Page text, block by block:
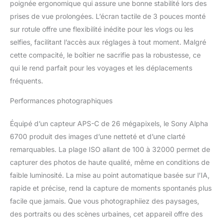
ainsi que son
mouvement et ainsi de
suivre les yeux humains,
les animaux, oiseaux,
trains, insectes…
ENREGISTREZ VOS
VIDÉOS EN 4K L'Alpha
des caméras
gamme Cinema Line.
Enregistrez vos
(depuis la 6K) jusqu'à
60p en 4:2:2 10 bits,
mais aussi en 4K 120p
en mode S&Q. UN
DESIGN COMPACT
SANS COMPROMIS Avec
son design compact et
poignée ergonomique qui assure une bonne stabilité lors des
prises de vue prolongées. L’écran tactile de 3 pouces monté
sur rotule offre une flexibilité inédite pour les vlogs ou les
selfies, facilitant l’accès aux réglages à tout moment. Malgré
cette compacité, le boîtier ne sacrifie pas la robustesse, ce
qui le rend parfait pour les voyages et les déplacements
fréquents.
Performances photographiques
Équipé d’un capteur APS-C de 26 mégapixels, le Sony Alpha
6700 produit des images d’une netteté et d’une clarté
remarquables. La plage ISO allant de 100 à 32000 permet de
capturer des photos de haute qualité, même en conditions de
faible luminosité. La mise au point automatique basée sur l’IA,
rapide et précise, rend la capture de moments spontanés plus
facile que jamais. Que vous photographiiez des paysages,
des portraits ou des scènes urbaines, cet appareil offre des